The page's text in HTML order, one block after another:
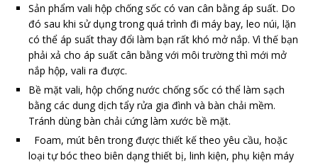
Sản phẩm vali hộp chống sốc có van cân bằng áp suất. Do
đó sau khi sử dụng trong quá trình đi máy bay, leo núi, lặn
có thể áp suất thay đổi làm bạn rất khó mở nắp. Vì thế bạn
phải xả cho áp suất cân bằng với môi trường thì mới mở
nắp hộp, vali ra được.
Bề mặt vali, hộp chống nước chống sốc có thể làm sạch
bằng các dung dịch tẩy rửa gia đình và bàn chải mềm.
Tránh dùng bàn chải cứng làm xước bề mặt.
Foam, mút bên trong được thiết kế theo yêu cầu, hoặc
loại tự bóc theo biên dạng thiết bị, linh kiện, phụ kiện máy